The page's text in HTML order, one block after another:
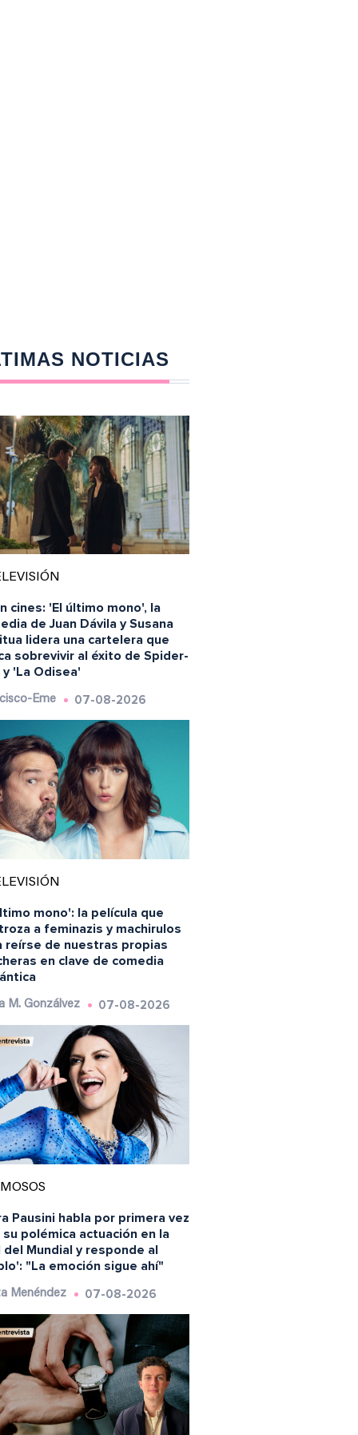
NOTICIAS
cines: 'El último mono', la
de Juan Dávila y Susana
lidera una cartelera que
sobrevivir al éxito de Spider-
y 'La Odisea'
Eme 07-08-2026
mono': la película que
a feminazis y machirulos
reírse de nuestras propias
en clave de comedia
M. Gonzálvez 07-08-2026
Pausini habla por primera vez
polémica actuación en la
del Mundial y responde al
"La emoción sigue ahí"
Menéndez 07-08-2026